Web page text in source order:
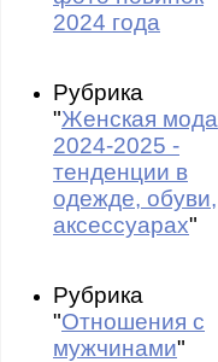
2024 года
Рубрика
"Женская мода
2024-2025 -
тенденции в
одежде, обуви,
аксессуарах"
Рубрика
"Отношения с
мужчинами"